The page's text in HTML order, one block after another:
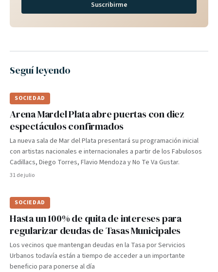
Suscribirme
Seguí leyendo
SOCIEDAD
Arena Mardel Plata abre puertas con diez
espectáculos confirmados
La nueva sala de Mar del Plata presentará su programación inicial
con artistas nacionales e internacionales a partir de los Fabulosos
Cadillacs, Diego Torres, Flavio Mendoza y No Te Va Gustar.
31 de julio
SOCIEDAD
Hasta un 100% de quita de intereses para
regularizar deudas de Tasas Municipales
Los vecinos que mantengan deudas en la Tasa por Servicios
Urbanos todavía están a tiempo de acceder a un importante
beneficio para ponerse al día